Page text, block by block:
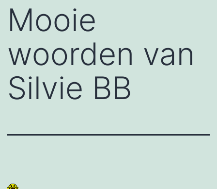
Mooie
woorden van
Silvie BB